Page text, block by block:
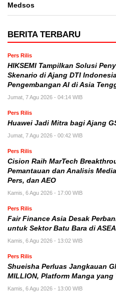
Medsos
BERITA TERBARU
Pers Rilis
HIKSEMI Tampilkan Solusi
Skenario di Ajang DTI
Pengembangan AI di Asia
Jumat, 7 Agu 2026 - 04:14 WIB
Pers Rilis
Huawei Jadi Mitra bagi Ajang
Jumat, 7 Agu 2026 - 00:42 WIB
Pers Rilis
Cision Raih MarTech
Pemantauan dan Analisis
Pers, dan AEO
Kamis, 6 Agu 2026 - 17:00 WIB
Pers Rilis
Fair Finance Asia Desak
untuk Sektor Batu Bara di
Kamis, 6 Agu 2026 - 13:02 WIB
Pers Rilis
Shueisha Perluas Jangkauan
MILLION, Platform Manga
Kamis, 6 Agu 2026 - 13:00 WIB